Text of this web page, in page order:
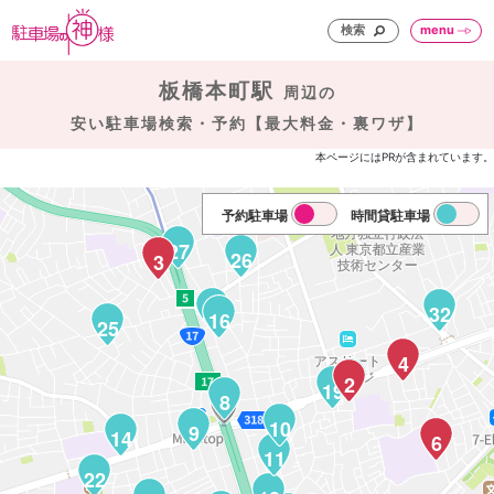
検索 menu
板橋本町駅
周辺の
安い駐車場検索・予約【最大料金・裏ワザ】
本ページにはPRが含まれています。
32
27 26
25
22
21
20
19
16
14
11
10
9
8
6
4
3
2
予約駐車場 時間貸駐車場